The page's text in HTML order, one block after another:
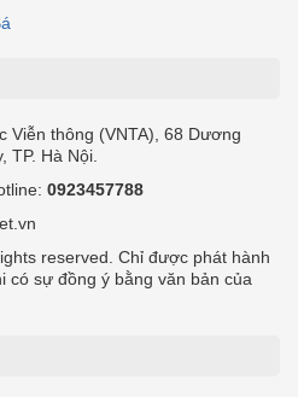
Viễn thông (VNTA), 68 Dương
Hà Nội.
0923457788
reserved. Chỉ được phát hành
có sự đồng ý bằng văn bản của